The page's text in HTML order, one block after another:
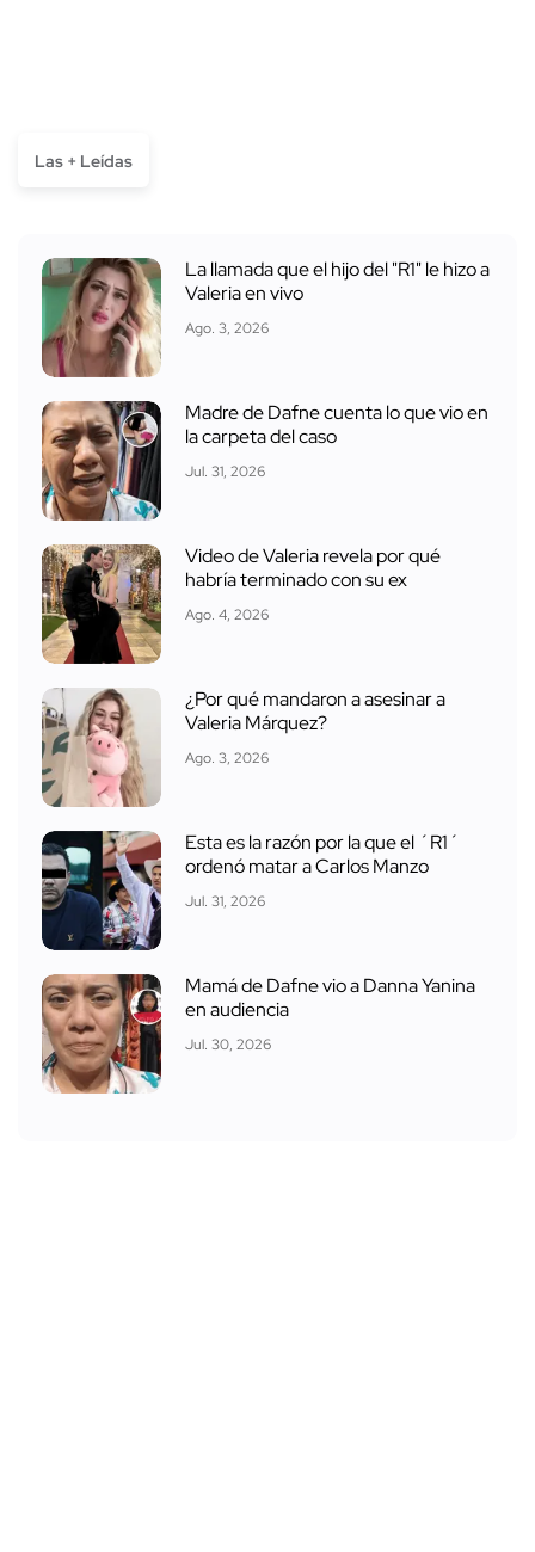
Las + Leídas
La llamada que el hijo del "R1" le hizo a
Valeria en vivo
Ago. 3, 2026
Madre de Dafne cuenta lo que vio en
la carpeta del caso
Jul. 31, 2026
Video de Valeria revela por qué
habría terminado con su ex
Ago. 4, 2026
¿Por qué mandaron a asesinar a
Valeria Márquez?
Ago. 3, 2026
Esta es la razón por la que el ´R1´
ordenó matar a Carlos Manzo
Jul. 31, 2026
Mamá de Dafne vio a Danna Yanina
en audiencia
Jul. 30, 2026